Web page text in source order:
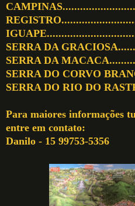
SERRA DA
SERRA DA
SERRA DO CORVO
SERRA DO RIO DO
Para maiores informações
entre em contato:
Danilo - 15 99753-5356